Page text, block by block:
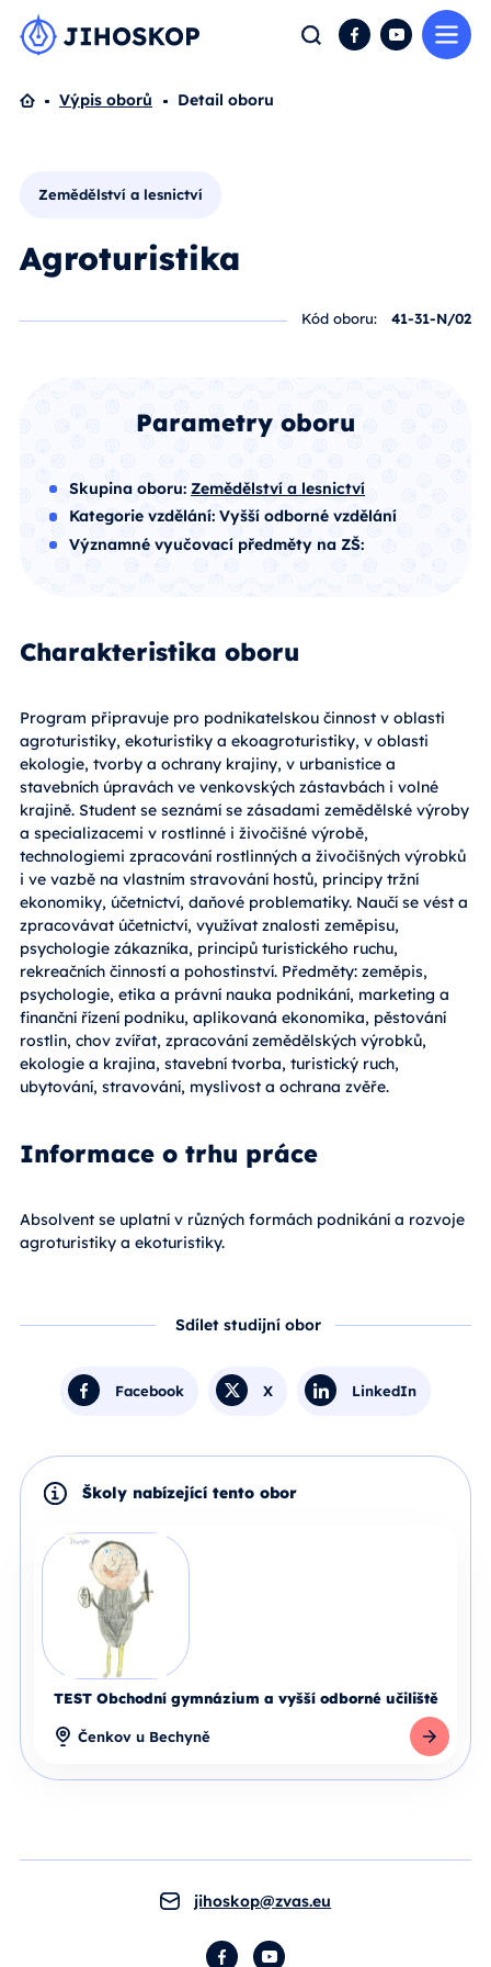
Hledat FacebookYouTube
Domů
Výpis oborů Detail oboru
Zemědělství a lesnictví
Agroturistika
Kód oboru: 41-31-N/02
Parametry oboru
Skupina oboru: Zemědělství a lesnictví
Kategorie vzdělání: Vyšší odborné vzdělání
Významné vyučovací předměty na ZŠ:
Charakteristika oboru
Program připravuje pro podnikatelskou činnost v oblasti
agroturistiky, ekoturistiky a ekoagroturistiky, v oblasti
ekologie, tvorby a ochrany krajiny, v urbanistice a
stavebních úpravách ve venkovských zástavbách i volné
krajině. Student se seznámí se zásadami zemědělské výroby
a specializacemi v rostlinné i živočišné výrobě,
technologiemi zpracování rostlinných a živočišných výrobků
i ve vazbě na vlastním stravování hostů, principy tržní
ekonomiky, účetnictví, daňové problematiky. Naučí se vést a
zpracovávat účetnictví, využívat znalosti zeměpisu,
psychologie zákazníka, principů turistického ruchu,
rekreačních činností a pohostinství. Předměty: zeměpis,
psychologie, etika a právní nauka podnikání, marketing a
finanční řízení podniku, aplikovaná ekonomika, pěstování
rostlin, chov zvířat, zpracování zemědělských výrobků,
ekologie a krajina, stavební tvorba, turistický ruch,
ubytování, stravování, myslivost a ochrana zvěře.
Informace o trhu práce
Absolvent se uplatní v různých formách podnikání a rozvoje
agroturistiky a ekoturistiky.
Sdílet studijní obor
Facebook X LinkedIn
Školy nabízející tento obor
TEST Obchodní gymnázium a vyšší odborné učiliště
Čenkov u Bechyně
Detail školy
jihoskop@zvas.eu
FacebookYouTube